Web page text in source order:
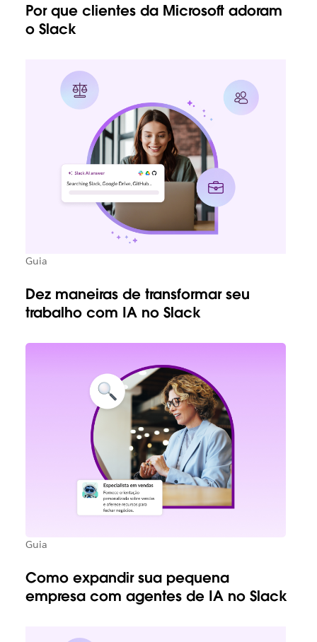
Por que clientes da Microsoft adoram
o Slack
Guia
Dez maneiras de transformar seu
trabalho com IA no Slack
Guia
Como expandir sua pequena
empresa com agentes de IA no Slack